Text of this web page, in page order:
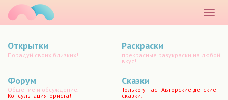
меню
Открытки
Порадуй своих близких!
Раскраски
прекрасные разукраски на любой
вкус!
Форум
Общение и обсуждение.
Консультация юриста!
Сказки
Только у нас - Авторские детские
сказки!